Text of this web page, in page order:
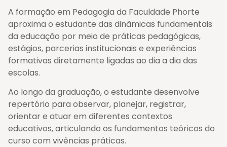
A formação em Pedagogia da Faculdade Phorte
aproxima o estudante das dinâmicas fundamentais
da educação por meio de práticas pedagógicas,
estágios, parcerias institucionais e experiências
formativas diretamente ligadas ao dia a dia das
escolas.
Ao longo da graduação, o estudante desenvolve
repertório para observar, planejar, registrar,
orientar e atuar em diferentes contextos
educativos, articulando os fundamentos teóricos do
curso com vivências práticas.